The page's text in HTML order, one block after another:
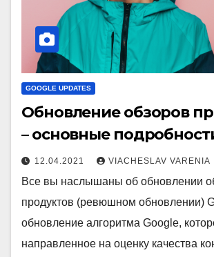
GOOGLE UPDATES
Обновление обзоров
– основные
12.04.2021 VIACHESLAV VARENIA
Все вы наслышаны об обновлении
продуктов (ревюшном обновлении)
обновление алгоритма Google,
направленное на оценку качества